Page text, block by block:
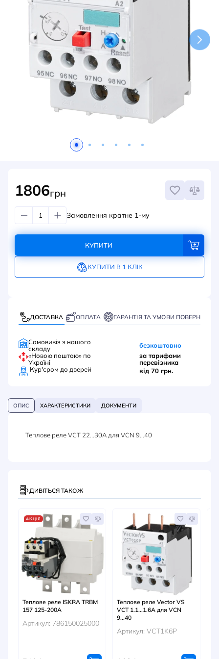
НОВИНИ
КОНТАКТИ
СИСТЕМИ ШИНОПРОВОДІВ ТА СТРУМОПРОВОДІВ
1806грн
Замовлення кратне 1-му
КУПИТИ
КУПИТИ В 1 КЛІК
ДОСТАВКА ОПЛАТА ГАРАНТІЯ ТА УМОВИ ПОВЕРНЕННЯ
Самовивіз з нашого
складу
безкоштовно
«Новою поштою» по
Україні
за тарифами
перевізника
Кур'єром до дверей від 70 грн.
ОПИС ХАРАКТЕРИСТИКИ ДОКУМЕНТИ
Теплове реле VCT 22...30A для VCN 9...40
ДИВІТЬСЯ ТАКОЖ
АКЦІЯ
Теплове реле ISKRA TRBM
157 125-200A
Артикул: 786150025000
Теплове реле Vector VS
VCT 1.1...1.6A для VCN
9...40
Артикул: VCT1K6P